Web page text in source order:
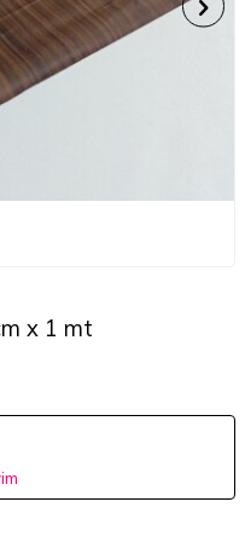
x 1 mt